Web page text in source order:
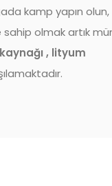
kamp yapın olun,
olmak artık
, lityum